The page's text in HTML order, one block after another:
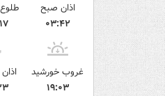
اذان صبح
۰۳:۴۲
غروب خورشید
۱۹:۰۳